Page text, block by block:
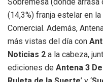
(14,3%) franja estelar en
Comercial. Además,
más vistas del día con
Noticias 2 a la cabeza,
ediciones de Antena 3